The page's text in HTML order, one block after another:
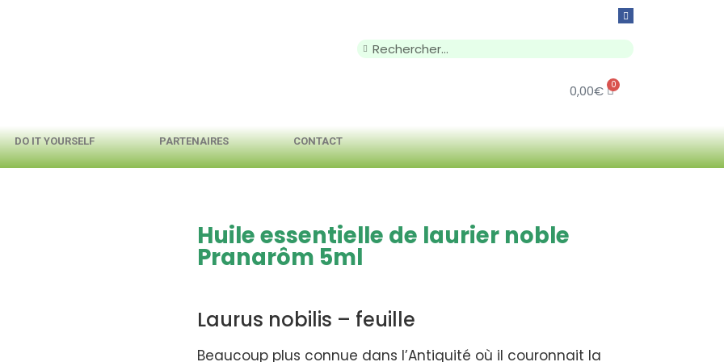
0,00€ 0
DO IT YOURSELF PARTENAIRES CONTACT
Huile essentielle de laurier noble
Pranarôm 5ml
Laurus nobilis – feuille
Beaucoup plus connue dans l’Antiquité où il couronnait la